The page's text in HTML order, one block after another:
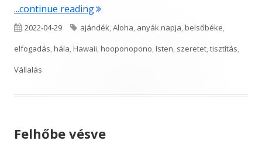
...continue reading"Anyák napjára"
Published
on
2022-04-29 Tags
ajándék,Aloha, anyák napja,belsőbéke,
elfogadás,hála,Hawaii,hooponopono,Isten, szeretet,tisztítás,
Vállalás
Felhőbe vésve